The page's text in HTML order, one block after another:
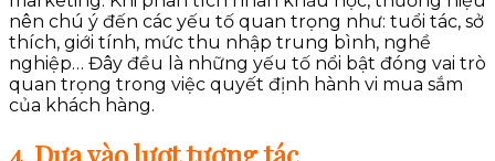
nên chú ý đến các yếu tố quan trọng như: tuổi tác, sở
thích, giới tính, mức thu nhập trung bình, nghề
nghiệp… Đây đều là những yếu tố nổi bật đóng vai trò
quan trọng trong việc quyết định hành vi mua sắm
của khách hàng.